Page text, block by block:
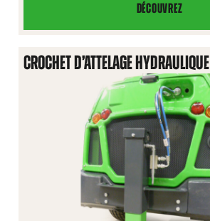
DÉCOUVREZ
CROCHET
D’ATTELAGE
À
L’AVANT
CROCHET D’ATTELAGE HYDRAULIQUE